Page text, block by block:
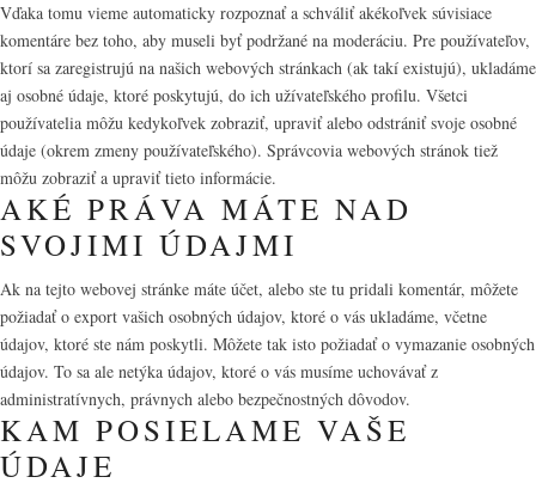
Vďaka tomu vieme automaticky rozpoznať a schváliť akékoľvek súvisiace
komentáre bez toho, aby museli byť podržané na moderáciu. Pre používateľov,
ktorí sa zaregistrujú na našich webových stránkach (ak takí existujú), ukladáme
aj osobné údaje, ktoré poskytujú, do ich užívateľského profilu. Všetci
používatelia môžu kedykoľvek zobraziť, upraviť alebo odstrániť svoje osobné
údaje (okrem zmeny používateľského). Správcovia webových stránok tiež
môžu zobraziť a upraviť tieto informácie.
AKÉ PRÁVA MÁTE NAD
SVOJIMI ÚDAJMI
Ak na tejto webovej stránke máte účet, alebo ste tu pridali komentár, môžete
požiadať o export vašich osobných údajov, ktoré o vás ukladáme, včetne
údajov, ktoré ste nám poskytli. Môžete tak isto požiadať o vymazanie osobných
údajov. To sa ale netýka údajov, ktoré o vás musíme uchovávať z
administratívnych, právnych alebo bezpečnostných dôvodov.
KAM POSIELAME VAŠE
ÚDAJE